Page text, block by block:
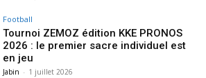
Football
Tournoi ZEMOZ édition KKE PRONOS
2026 : le premier sacre individuel est
en jeu
Jabin - 1 juillet 2026